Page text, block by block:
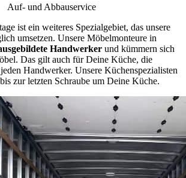
Auf- und Abbauservice
ist ein weiteres Spezialgebiet, das unsere
umsetzen. Unsere Möbelmonteure in
Handwerker und kümmern sich
Das gilt auch für Deine Küche, die
Handwerker. Unsere Küchenspezialisten
zur letzten Schraube um Deine Küche.